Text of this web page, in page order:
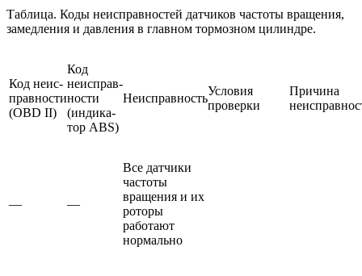
Таблица. Коды неисправностей датчиков частоты вращения,
замедления и давления в главном тормозном цилиндре.
Код неис­
правности
(OBD II)
Код
неисправ­
ности
(индика­
тор ABS)
Неисправность
Условия
проверки
Причина
— —
Все датчики
частоты
вращения и их
роторы
работают
нормально